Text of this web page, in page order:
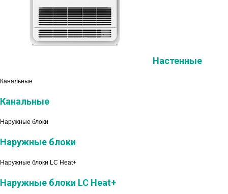
Настенные
Канальные
Канальные
Наружные блоки
Наружные блоки
Наружные блоки LC Heat+
Наружные блоки LC Heat+